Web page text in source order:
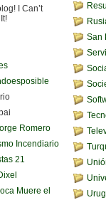
I Can’t
Romero
Incendiario
21
Muere el
San